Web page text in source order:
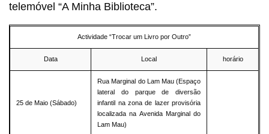
telemóvel “A Minha Biblioteca”.
Actividade “Trocar um Livro por Outro”
Data Local horário
25 de Maio (Sábado)
Rua Marginal do Lam Mau (Espaço
lateral do parque de diversão
infantil na zona de lazer provisória
localizada na Avenida Marginal do
Lam Mau)